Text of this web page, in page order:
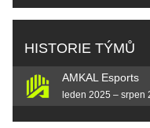
HISTORIE TÝMŮ
AMKAL Esports
leden 2025 – srpen